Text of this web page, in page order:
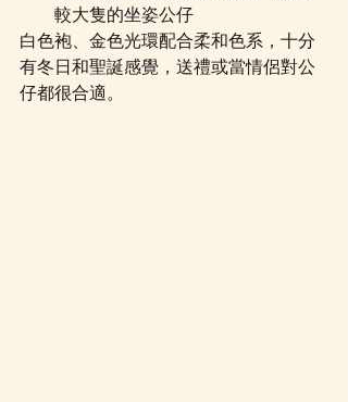
較大隻的坐姿公仔
白色袍、金色光環配合柔和色系，十分
有冬日和聖誕感覺，送禮或當情侶對公
仔都很合適。